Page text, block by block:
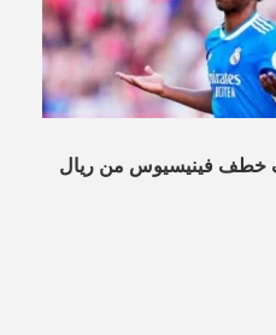
خطف فينيسيوس من ريال